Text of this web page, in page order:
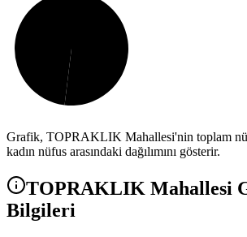
Grafik, TOPRAKLIK Mahallesi'nin toplam
kadın nüfus arasındaki dağılımını gösterir.
TOPRAKLIK Mahallesi
Bilgileri